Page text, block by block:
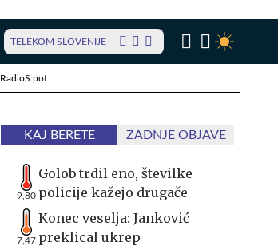
RadioS.pot
TELEKOM SLOVENIJE
KAJ BERETE ZADNJE OBJAVE
9,80
Golob trdil eno, številke
policije kažejo drugače
7,47
Konec veselja: Janković
preklical ukrep